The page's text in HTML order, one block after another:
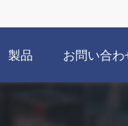
製品 お問い合わ